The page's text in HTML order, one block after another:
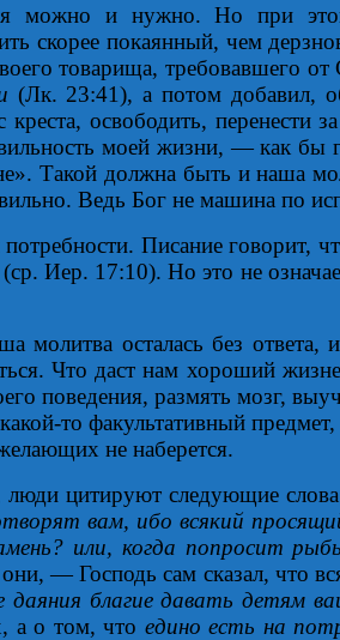
можно и нужно. Но при
скорее покаянный, чем
товарища, требовавшего от
(Лк. 23:41), а потом добавил,
освободить, перенести
моей жизни, — как
Такой должна быть и наша
Ведь Бог не машина по
Писание говорит,
Иер. 17:10). Но это не
молитва осталась без
Что даст нам хороший
поведения, размять мозг,
то факультативный
не наберется.
цитируют следующие
вам, ибо всякий
или, когда попросит
— Господь сам сказал, что
даяния благие давать
а о том, что едино есть на